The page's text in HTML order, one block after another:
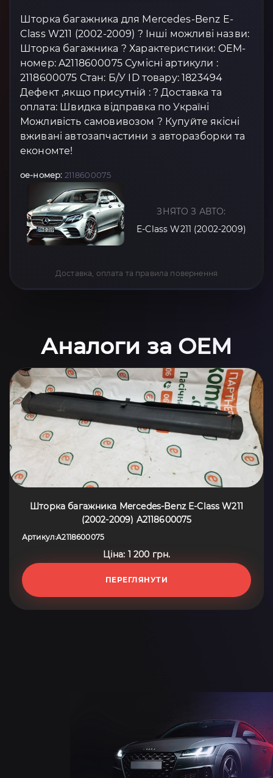
Шторка багажника для Mercedes-Benz E-
Class W211 (2002-2009) ? Інші можливі назви:
Шторка багажника ? Характеристики: OEM-
номер: A2118600075 Сумісні артикули :
2118600075 Стан: Б/У ID товару: 1823494
Дефект ,якщо присутній : ? Доставка та
оплата: Швидка відправка по Україні
Можливість самовивозом ? Купуйте якісні
вживані автозапчастини з авторазборки та
економте!
oe-номер: 2118600075
ЗНЯТО З АВТО:
E-Class W211 (2002-2009)
Доставка, оплата та правила повернення
Аналоги за OEM
Шторка багажника Mercedes-Benz E-Class W211
(2002-2009) A2118600075
Артикул:A2118600075
Ціна: 1 200 грн.
ПЕРЕГЛЯНУТИ